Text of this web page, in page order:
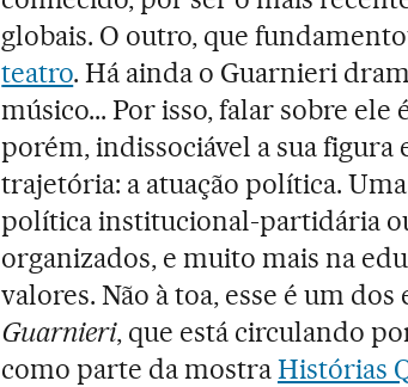
globais. O outro, que
teatro. Há ainda o Guarnieri
músico... Por isso, falar sobre ele
porém, indissociável a sua
trajetória: a atuação política.
política institucional-partidária
organizados, e muito mais na
valores. Não à toa, esse é um
Guarnieri, que está circulando
como parte da mostraHistórias